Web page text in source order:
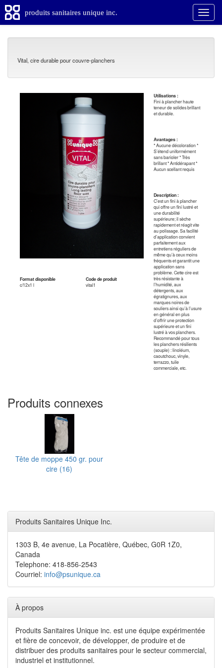
produits sanitaires unique inc.
Vital, cire durable pour couvre-planchers
Format disponible
Code de produit
c/12x1 l
vital1
Utilisations :
Fini à plancher haute
teneur de solides brillant
et durable.
Avantages :
* Aucune décoloration *
S’étend uniformément
sans barioler * Très
brillant * Antidérapant *
Aucun scellant requis
Description :
C'est un fini à plancher
qui offre un fini lustré et
une durabilité
supérieure; il sèche
rapidement et réagit vite
au polissage. Sa facilité
d’application convient
parfaitement aux
entretiens réguliers de
même qu’à ceux moins
fréquents et garantit une
application sans
problème. Cette cire est
très résistante à
l’humidité, aux
détergents, aux
égratignures, aux
marques noires de
souliers ainsi qu’à l’usure
en général en plus
d’offrir une protection
supérieure et un fini
lustré à vos planchers.
Recommandé pour tous
les planchers résilients
(souple) : linoléum,
caoutchouc, vinyle,
terrazzo, tuile
commerciale, etc.
Produits connexes
Tête de moppe 450 gr. pour
cire (16)
Produits Sanitaires Unique Inc.
1303 B, 4e avenue, La Pocatière, Québec, G0R 1Z0,
Canada
Telephone: 418-856-2543
Courriel: info@psunique.ca
À propos
Produits Sanitaires Unique inc. est une équipe expérimentée
et fière de concevoir, de développer, de produire et de
distribuer des produits sanitaires pour le secteur commercial,
industriel et institutionnel.